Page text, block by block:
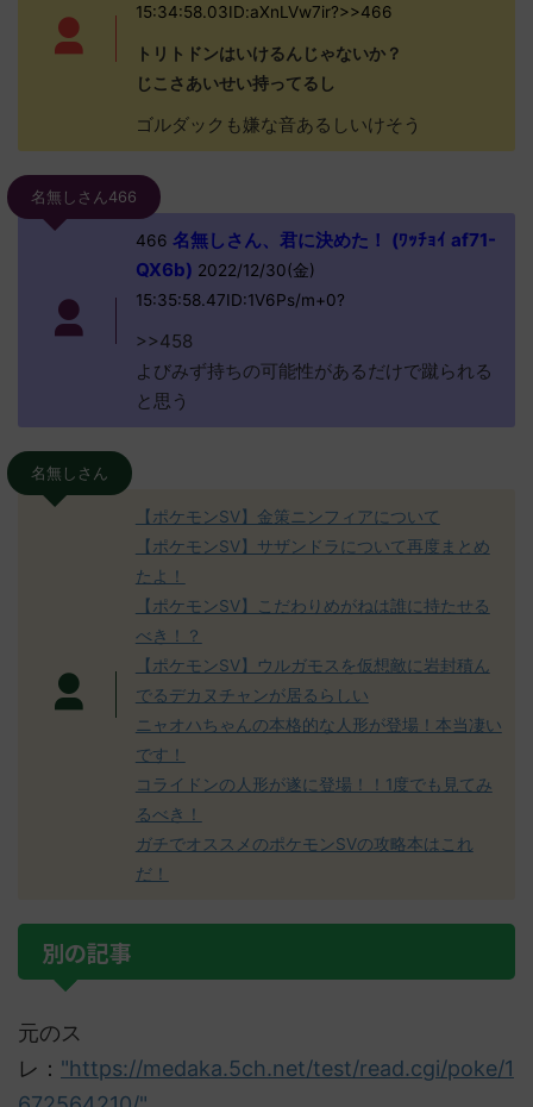
15:34:58.03ID:aXnLVw7ir?>>466
トリトドンはいけるんじゃないか？
じこさあいせい持ってるし
ゴルダックも嫌な音あるしいけそう
名無しさん466
466 名無しさん、君に決めた！ (ﾜｯﾁｮｲ af71-
QX6b) 2022/12/30(金)
15:35:58.47ID:1V6Ps/m+0?
>>458
よびみず持ちの可能性があるだけで蹴られる
と思う
名無しさん
【ポケモンSV】金策ニンフィアについて
【ポケモンSV】サザンドラについて再度まとめ
たよ！
【ポケモンSV】こだわりめがねは誰に持たせる
べき！？
【ポケモンSV】ウルガモスを仮想敵に岩封積ん
でるデカヌチャンが居るらしい
ニャオハちゃんの本格的な人形が登場！本当凄い
です！
コライドンの人形が遂に登場！！1度でも見てみ
るべき！
ガチでオススメのポケモンSVの攻略本はこれ
だ！
別の記事
元のス
レ： "https://medaka.5ch.net/test/read.cgi/poke/1